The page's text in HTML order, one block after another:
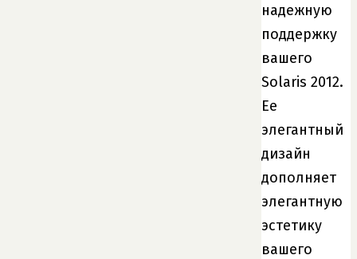
надежную
поддержку
вашего
Solaris 2012.
Ее
элегантный
дизайн
дополняет
элегантную
эстетику
вашего